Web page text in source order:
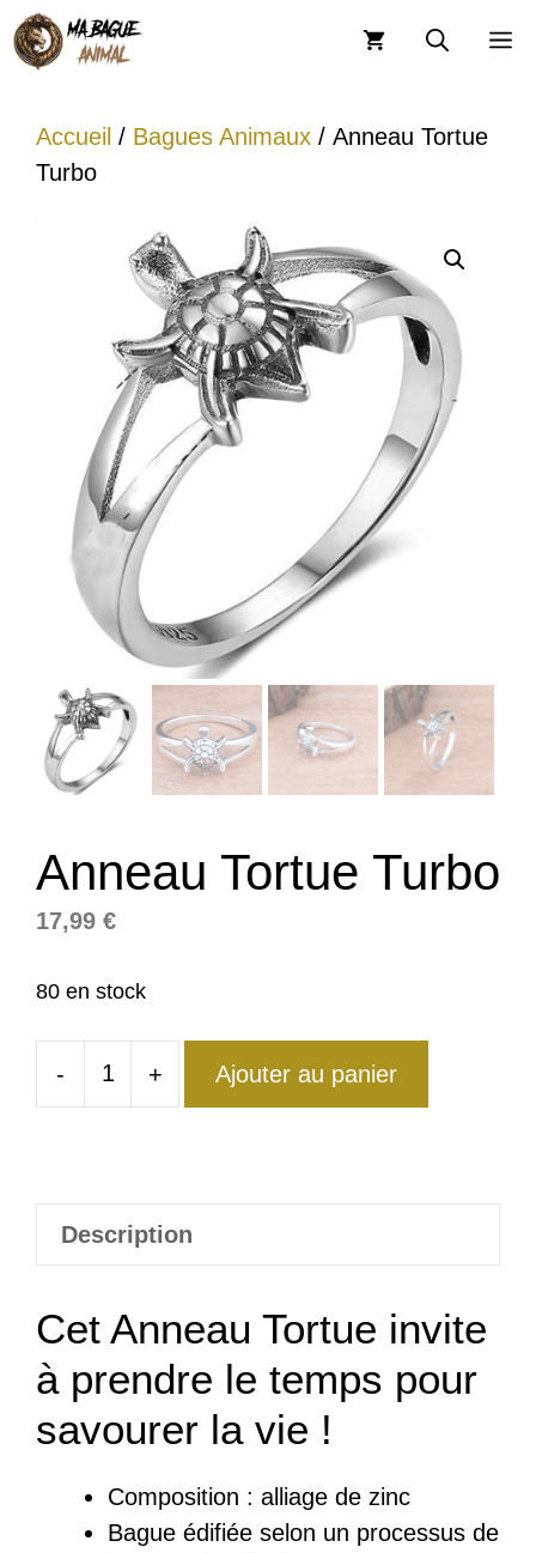
Aller
au
Accueil / Bagues Animaux / Anneau Tortue
Turbo
Anneau Tortue Turbo
17,99 €
80 en stock
-
quantité
Turbo
+ Ajouter au panier
Description
Cet Anneau Tortue invite
à prendre le temps pour
savourer la vie !
Composition : a lliage de zinc
Bague édifiée selon un processus de